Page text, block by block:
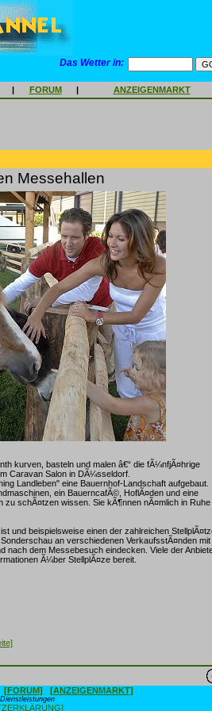
Das Wetter in:
| FORUM | ANZEIGENMARKT
Messehallen
kurven, basteln und malen â€“ die fÃ¼nfjÃ¤hrige
Caravan Salon in DÃ¼sseldorf.
Landleben" eine Bauernhof-Landschaft aufgebaut.
ein BauerncafÃ©, HoflÃ¤den und eine
zu schÃ¤tzen wissen. Sie kÃ¶nnen nÃ¤mlich in Ruhe
und beispielsweise einen der zahlreichen
an verschiedenen VerkaufsstÃ¤nden mit
nach dem Messebesuch eindecken. Viele der
Ã¼ber StellplÃ¤ze bereit.
[FORUM] [ANZEIGENMARKT]